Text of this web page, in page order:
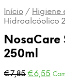
Início / Higiene
Hidroalcóolico
NosaCare
250ml
€7,85 O
€6,55 O